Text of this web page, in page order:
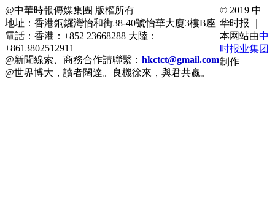
@中華時報傳媒集團 版權所有
地址：香港銅鑼灣怡和街38-40號怡華大廈3樓B座
電話：香港：+852 23668288 大陸：
+8613802512911
@新聞線索、商務合作請聯繫： hkctct@gmail.com
@世界博大，讀者闊達。良機徐來，與君共嬴。
© 2019 中
华时报 ｜
本网站由中
时报业集团
制作